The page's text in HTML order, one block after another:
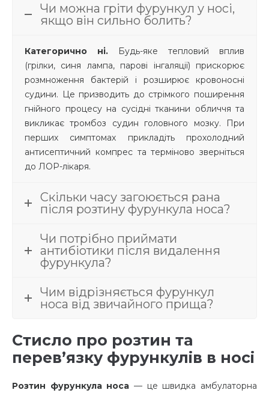
Чи можна гріти фурункул у носі,
якщо він сильно болить?
Категорично ні. Будь-яке тепловий вплив
(грілки, синя лампа, парові інгаляції) прискорює
розмноження бактерій і розширює кровоносні
судини. Це призводить до стрімкого поширення
гнійного процесу на сусідні тканини обличчя та
викликає тромбоз судин головного мозку. При
перших симптомах прикладіть прохолодний
антисептичний компрес та терміново зверніться
до ЛОР-лікаря.
Скільки часу загоюється рана
після розтину фурункула носа?
Чи потрібно приймати
антибіотики після видалення
фурункула?
Чим відрізняється фурункул
носа від звичайного прища?
Стисло про розтин та
перев’язку фурункулів в носі
Розтин фурункула носа — це швидка амбулаторна